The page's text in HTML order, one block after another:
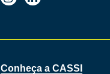
Conheça a CASSI